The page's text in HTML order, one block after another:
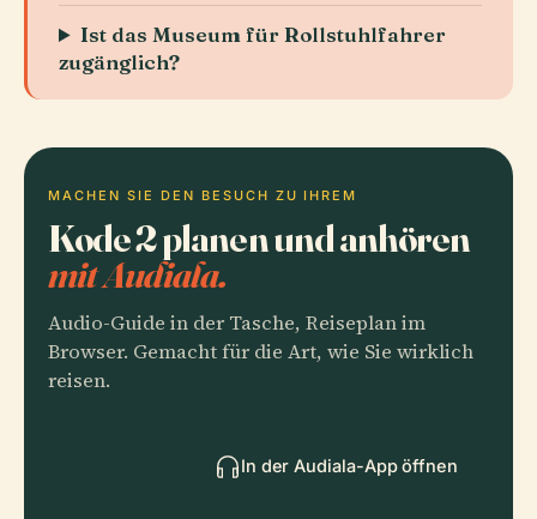
Ist das Museum für Rollstuhlfahrer
zugänglich?
MACHEN SIE DEN BESUCH ZU IHREM
Kode 2 planen und anhören
mit Audiala.
Audio-Guide in der Tasche, Reiseplan im
Browser. Gemacht für die Art, wie Sie wirklich
reisen.
In der Audiala-App öffnen